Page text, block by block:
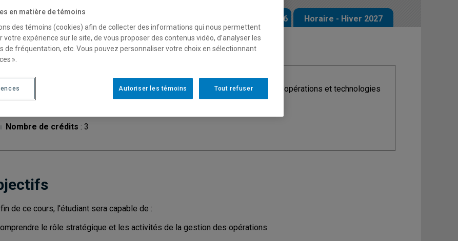
Horaire - Automne 2026 Horaire - Hiver 2027
Cycle
Nombre de crédits : 3
Discipline: Analytique, opérations et technologies
de l'information
de ce cours, l'étudiant sera capable de :
le rôle stratégique et les activités de la gestion des opérations
en matière de témoins
des témoins (cookies) afin de collecter des informations qui nous permettent
votre expérience sur le site, de vous proposer des contenus vidéo, d’analyser les
de fréquentation, etc. Vous pouvez personnaliser votre choix en sélectionnant
».
Tout refuser
Autoriser les témoins